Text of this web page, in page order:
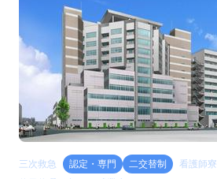
三次救急 認定・専門 二交替制 看護師寮